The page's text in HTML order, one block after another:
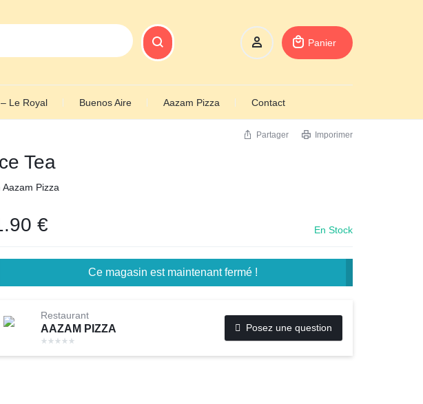
Panier
Le Royal Buenos Aire Aazam Pizza Contact
Partager Imporimer
Tea
Aazam Pizza
€ En Stock
Ce magasin est maintenant fermé !
Restaurant
AAZAM PIZZA Posez une question